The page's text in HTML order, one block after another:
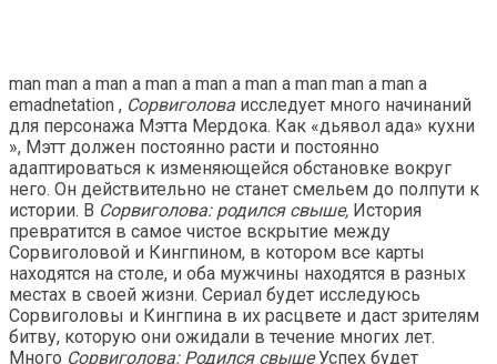
man man a man a man a man a man a man man a man a
emadnetation , Сорвиголова исследует много начинаний
для персонажа Мэтта Мердока. Как «дьявол ада» кухни
», Мэтт должен постоянно расти и постоянно
адаптироваться к изменяющейся обстановке вокруг
него. Он действительно не станет смельем до полпути к
истории. В Сорвиголова: родился свыше, История
превратится в самое чистое вскрытие между
Сорвиголовой и Кингпином, в котором все карты
находятся на столе, и оба мужчины находятся в разных
местах в своей жизни. Сериал будет исследуюсь
Сорвиголовы и Кингпина в их расцвете и даст зрителям
битву, которую они ожидали в течение многих лет.
Много Сорвиголова: Родился свышеУспех будет